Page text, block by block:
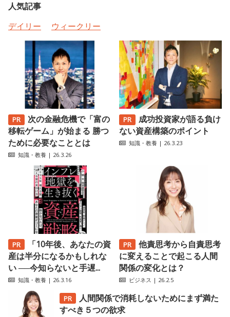
人気記事
デイリー
ウィークリー
次の金融危機で「富の
移転ゲーム」が始まる 勝つ
ために必要なこととは
知識・教養 | 26.3.26
成功投資家が語る負け
ない資産構築のポイント
知識・教養 | 26.3.23
「10年後、あなたの資
産は半分になるかもしれな
い ──今知らないと手遅...
知識・教養 | 26.3.16
他責思考から自責思考
に変えることで起こる人間
関係の変化とは？
ビジネス | 26.2.5
人間関係で消耗しないためにまず満た
すべき５つの欲求